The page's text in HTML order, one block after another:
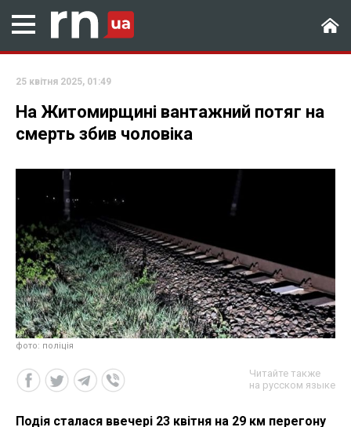
25 квітня 2025, 01:49
На Житомирщині вантажний потяг на
смерть збив чоловіка
фото: поліція
Читайте также
на русском языке
Подія сталася ввечері 23 квітня на 29 км перегону